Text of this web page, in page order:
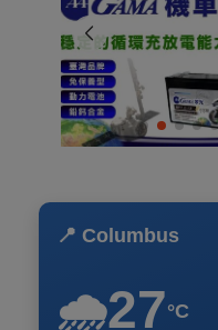
📍 Columbus
🌧️27°C